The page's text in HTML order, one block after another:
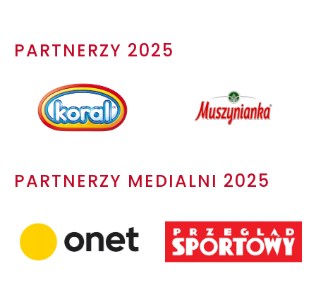
PARTNERZY 2025
PARTNERZY MEDIALNI 2025